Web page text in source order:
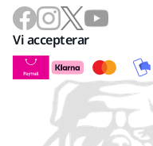
Vi accepterar